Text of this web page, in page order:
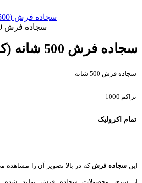
سجاده فرش (500 شانه تراکم 1000)
سجاده فرش 500 شانه (کد 3024)
سجاده فرش 500 شانه (کد 3024)
سجاده فرش 500 شانه
تراکم 1000
تمام اکرولیک
این سجاده فرش که در بالا تصویر آن را مشاهده